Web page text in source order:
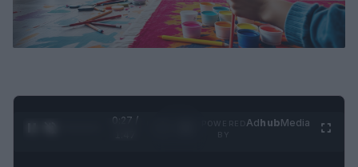
0:28 /
AdhubMedia